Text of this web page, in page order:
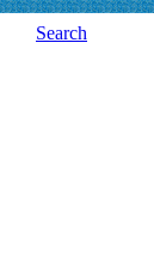
Search